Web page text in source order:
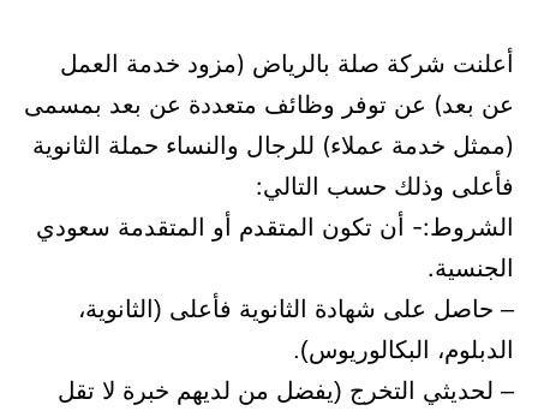
أعلنت شركة صلة بالرياض (مزود خدمة العمل
عن بعد) عن توفر وظائف متعددة عن بعد بمسمى
(ممثل خدمة عملاء) للرجال والنساء حملة الثانوية
فأعلى وذلك حسب التالي:
الشروط:- أن تكون المتقدم أو المتقدمة سعودي
الجنسية.
– حاصل على شهادة الثانوية فأعلى (الثانوية،
الدبلوم، البكالوريوس).
– لحديثي التخرج (يفضل من لديهم خبرة لا تقل